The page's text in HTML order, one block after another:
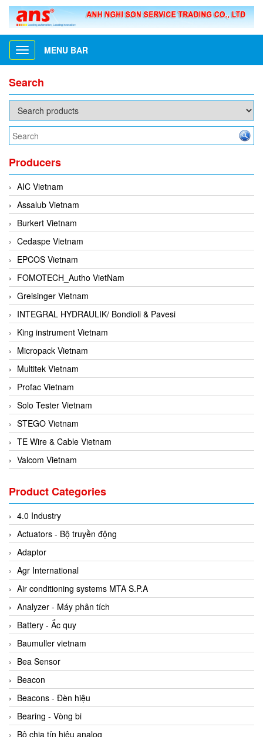
Toggle
navigation
MENU BAR
Search
Producers
AIC Vietnam
Assalub Vietnam
Burkert Vietnam
Cedaspe Vietnam
EPCOS Vietnam
FOMOTECH_Autho VietNam
Greisinger Vietnam
INTEGRAL HYDRAULIK/ Bondioli & Pavesi
King instrument Vietnam
Micropack Vietnam
Multitek Vietnam
Profac Vietnam
Solo Tester Vietnam
STEGO Vietnam
TE Wire & Cable Vietnam
Valcom Vietnam
3CTEST Vietnam
4B VietNam Vietnam
ABB Vietnam
AC Infinity Vietnam
AC&E Telecommunications
AC&T Vietnam
Accepta Vietnam
ACCUMAC Vietnam
AccuWeb Vietnam
Acey
ACOEM Vietnam
ADCA Vietnam
ADFweb Vietnam
Adler Vietnam
Product Categories
4.0 Industry
Actuators - Bộ truyền động
Adaptor
Agr International
Air conditioning systems MTA S.P.A
Analyzer - Máy phân tích
Battery - Ắc quy
Baumuller vietnam
Bea Sensor
Beacon
Beacons - Đèn hiệu
Bearing - Vòng bi
Bộ chia tín hiệu analog